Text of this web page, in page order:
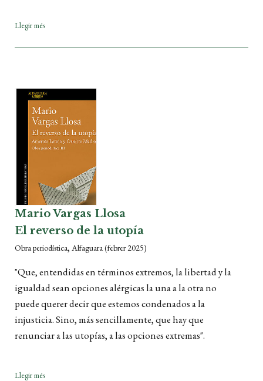
Llegir més
Mario Vargas Llosa
El reverso de la utopía
Obra periodística, Alfaguara(febrer 2025)
"Que, entendidas en términos extremos, la libertad y la
igualdad sean opciones alérgicas la una a la otra no
puede querer decir que estemos condenados a la
injusticia. Sino, más sencillamente, que hay que
renunciar a las utopías, a las opciones extremas".
Llegir més